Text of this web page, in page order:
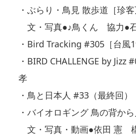
・ぶらり・鳥見 散歩道［珍
文・写真●♪鳥くん 協力●
・Bird Tracking #305［台
・BIRD CHALLENGE by
孝
・鳥と日本人 #33（最終回
・バイオロギング 鳥の背か
文・写真・動画●依田 憲